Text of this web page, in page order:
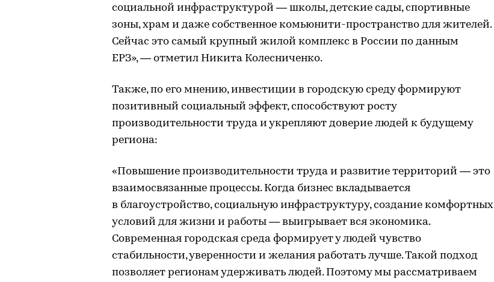
социальной инфраструктурой — школы, детские сады, спортивные
зоны, храм и даже собственное комьюнити-пространство для жителей.
Сейчас это самый крупный жилой комплекс в России по данным
ЕРЗ», — отметил Никита Колесниченко.
Также, по его мнению, инвестиции в городскую среду формируют
позитивный социальный эффект, способствуют росту
производительности труда и укрепляют доверие людей к будущему
региона:
«Повышение производительности труда и развитие территорий — это
взаимосвязанные процессы. Когда бизнес вкладывается
в благоустройство, социальную инфраструктуру, создание комфортных
условий для жизни и работы — выигрывает вся экономика.
Современная городская среда формирует у людей чувство
стабильности, уверенности и желания работать лучше. Такой подход
позволяет регионам удерживать людей. Поэтому мы рассматриваем